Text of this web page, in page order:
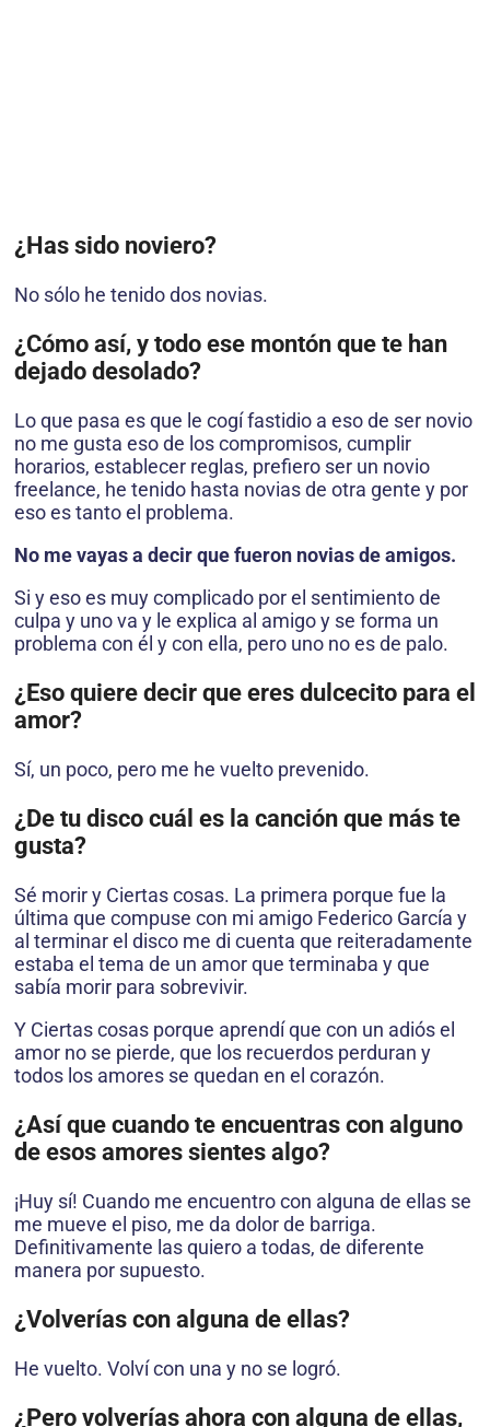
¿Has sido noviero?
No sólo he tenido dos novias.
¿Cómo así, y todo ese montón que te han
dejado desolado?
Lo que pasa es que le cogí fastidio a eso de ser novio
no me gusta eso de los compromisos, cumplir
horarios, establecer reglas, prefiero ser un novio
freelance, he tenido hasta novias de otra gente y por
eso es tanto el problema.
No me vayas a decir que fueron novias de amigos.
Si y eso es muy complicado por el sentimiento de
culpa y uno va y le explica al amigo y se forma un
problema con él y con ella, pero uno no es de palo.
¿Eso quiere decir que eres dulcecito para el
amor?
Sí, un poco, pero me he vuelto prevenido.
¿De tu disco cuál es la canción que más te
gusta?
Sé morir y Ciertas cosas. La primera porque fue la
última que compuse con mi amigo Federico García y
al terminar el disco me di cuenta que reiteradamente
estaba el tema de un amor que terminaba y que
sabía morir para sobrevivir.
Y Ciertas cosas porque aprendí que con un adiós el
amor no se pierde, que los recuerdos perduran y
todos los amores se quedan en el corazón.
¿Así que cuando te encuentras con alguno
de esos amores sientes algo?
¡Huy sí! Cuando me encuentro con alguna de ellas se
me mueve el piso, me da dolor de barriga.
Definitivamente las quiero a todas, de diferente
manera por supuesto.
¿Volverías con alguna de ellas?
He vuelto. Volví con una y no se logró.
¿Pero volverías ahora con alguna de ellas,